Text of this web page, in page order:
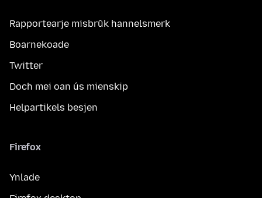
Rapportearje misbrûk hannelsmerk
Boarnekoade
Twitter
Doch mei oan ús mienskip
Helpartikels besjen
Firefox
Ynlade